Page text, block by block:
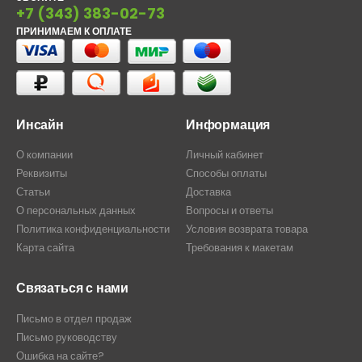
+7 (343) 383-02-73
ПРИНИМАЕМ К ОПЛАТЕ
Инсайн
О компании
Реквизиты
Статьи
О персональных данных
Политика конфиденциальности
Карта сайта
Информация
Личный кабинет
Способы оплаты
Доставка
Вопросы и ответы
Условия возврата товара
Требования к макетам
Связаться с нами
Письмо в отдел продаж
Письмо руководству
Ошибка на сайте?